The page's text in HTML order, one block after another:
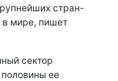
стран-
в мире, пишет
сектор
ее